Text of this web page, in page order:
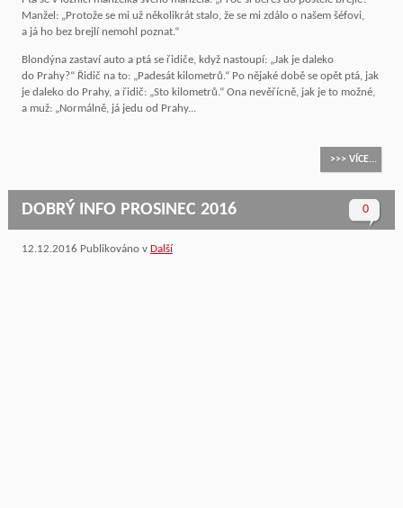
Manžel: „Protože se mi už několikrát stalo, že se mi zdálo o našem šéfovi,
a já ho bez brejlí nemohl poznat.“
Blondýna zastaví auto a ptá se řidiče, když nastoupí: „Jak je daleko
do Prahy?“ Řidič na to: „Padesát kilometrů.“ Po nějaké době se opět ptá, jak
je daleko do Prahy, a řidič: „Sto kilometrů.“ Ona nevěřícně, jak je to možné,
a muž: „Normálně, já jedu od Prahy...
>>> VÍCE...
0
DOBRÝ INFO PROSINEC 2016
12.12.2016 Publikováno v Další